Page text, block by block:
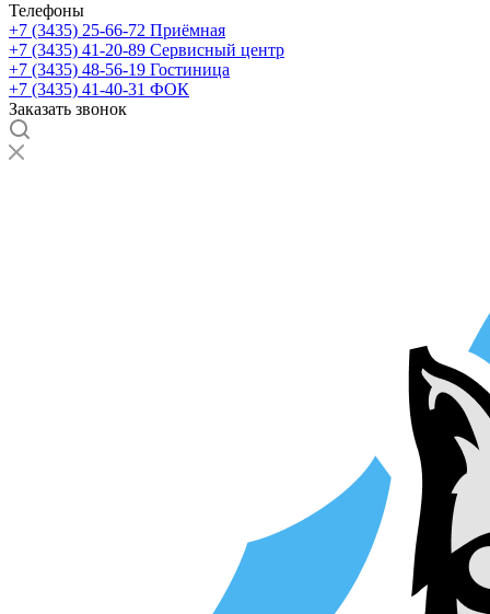
Телефоны
+7 (3435) 25-66-72 Приёмная
+7 (3435) 41-20-89 Сервисный центр
+7 (3435) 48-56-19 Гостиница
+7 (3435) 41-40-31 ФОК
Заказать звонок